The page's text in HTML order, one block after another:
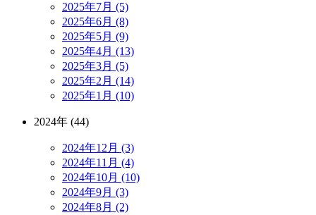
2025年7月 (5)
2025年6月 (8)
2025年5月 (9)
2025年4月 (13)
2025年3月 (5)
2025年2月 (14)
2025年1月 (10)
2024年 (44)
2024年12月 (3)
2024年11月 (4)
2024年10月 (10)
2024年9月 (3)
2024年8月 (2)